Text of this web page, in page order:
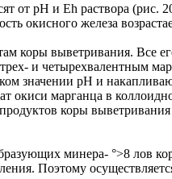
от рН и Eh раствора (рис.
окисного железа
коры выветривания. Все
и четырехвалентным
значении рН и
окиси марганца в
коры
минера- °>8 лов
Поэтому